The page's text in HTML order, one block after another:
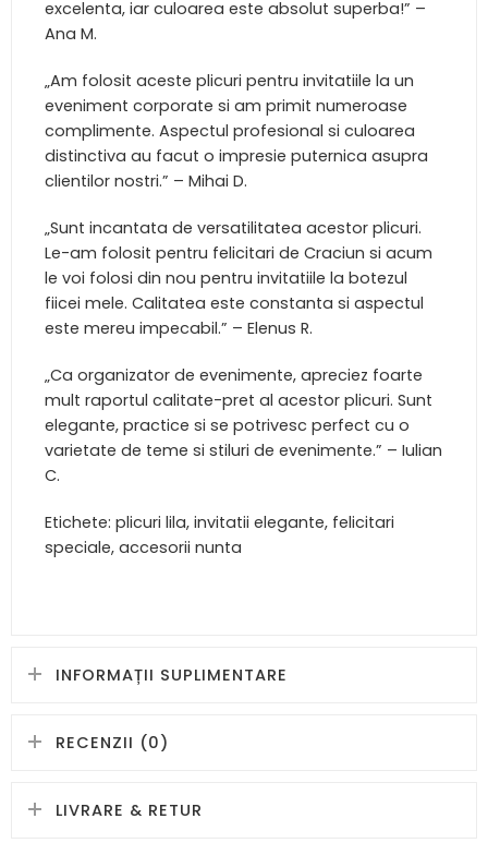
excelenta, iar culoarea este absolut superba!” –
Ana M.
„Am folosit aceste plicuri pentru invitatiile la un
eveniment corporate si am primit numeroase
complimente. Aspectul profesional si culoarea
distinctiva au facut o impresie puternica asupra
clientilor nostri.” – Mihai D.
„Sunt incantata de versatilitatea acestor plicuri.
Le-am folosit pentru felicitari de Craciun si acum
le voi folosi din nou pentru invitatiile la botezul
fiicei mele. Calitatea este constanta si aspectul
este mereu impecabil.” – Elenus R.
„Ca organizator de evenimente, apreciez foarte
mult raportul calitate-pret al acestor plicuri. Sunt
elegante, practice si se potrivesc perfect cu o
varietate de teme si stiluri de evenimente.” – Iulian
C.
Etichete: plicuri lila, invitatii elegante, felicitari
speciale, accesorii nunta
INFORMAȚII SUPLIMENTARE
RECENZII (0)
LIVRARE & RETUR